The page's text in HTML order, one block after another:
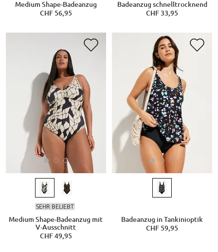
Medium Shape-Badeanzug
CHF 56,95
Badeanzug schnelltrocknend
CHF 33,95
SEHR BELIEBT
Medium Shape-Badeanzug mit
V-Ausschnitt
CHF 49,95
Badeanzug in Tankinioptik
CHF 59,95